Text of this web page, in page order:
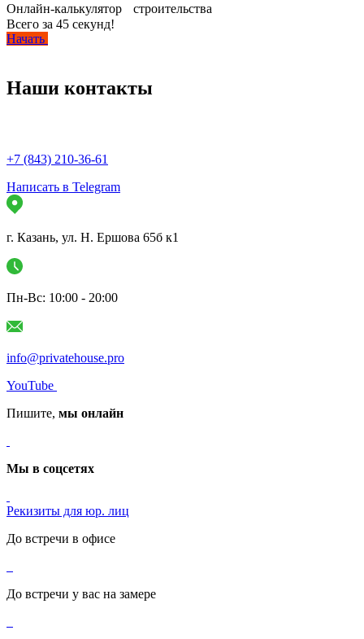
Онлайн-калькулятор строительства
Всего за 45 секунд!
Начать
Наши контакты
+7 (843) 210-36-61
Написать в Telegram
г. Казань, ул. Н. Ершова 65б к1
Пн-Вс: 10:00 - 20:00
info@privatehouse.pro
YouTube
Пишите, мы онлайн
Мы в соцсетях
Рекизиты для юр. лиц
До встречи в офисе
До встречи у вас на замере